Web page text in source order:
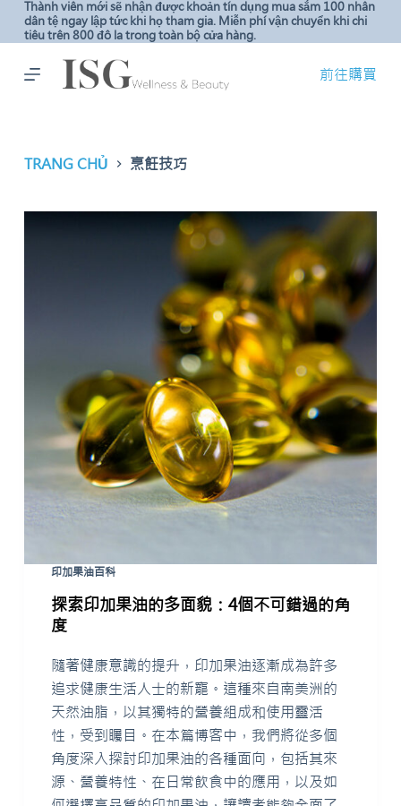
C
h
đ
n
Thành viên mới sẽ nhận được khoản tín dụng mua sắm 100 nhân
dân tệ ngay lập tức khi họ tham gia. Miễn phí vận chuyển khi chi
tiêu trên 800 đô la trong toàn bộ cửa hàng.
前往購買
TRANG CHỦ 烹飪技巧
印加果油百科
探索印加果油的多面貌：4個不可錯過的角
度
隨著健康意識的提升，印加果油逐漸成為許多
追求健康生活人士的新寵。這種來自南美洲的
天然油脂，以其獨特的營養組成和使用靈活
性，受到矚目。在本篇博客中，我們將從多個
角度深入探討印加果油的各種面向，包括其來
源、營養特性、在日常飲食中的應用，以及如